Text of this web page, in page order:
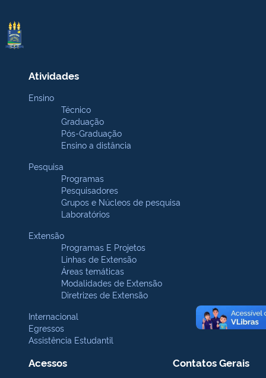
Atividades
Ensino
Técnico
Graduação
Pós-Graduação
Ensino a distância
Pesquisa
Programas
Pesquisadores
Grupos e Núcleos de pesquisa
Laboratórios
Extensão
Programas E Projetos
Linhas de Extensão
Áreas temáticas
Modalidades de Extensão
Diretrizes de Extensão
Internacional
Egressos
Assistência Estudantil
Acessos Contatos Gerais